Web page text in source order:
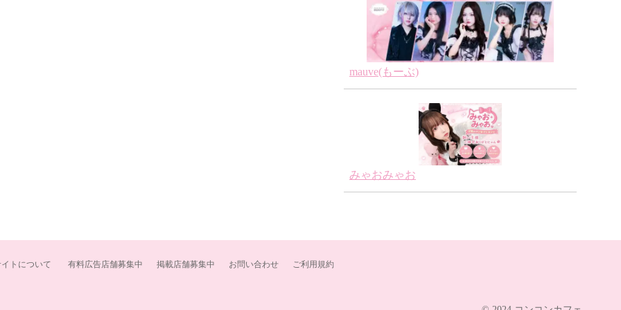
mauve(もーぶ)
みゃおみゃお
トについて 有料広告店舗募集中 掲載店舗募集中 お問い合わせ ご利用規約